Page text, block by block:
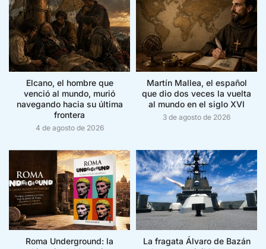
Elcano, el hombre que
venció al mundo, murió
navegando hacia su última
frontera
4 de agosto de 2026
Martín Mallea, el español
que dio dos veces la vuelta
al mundo en el siglo XVI
3 de agosto de 2026
Roma Underground: la
La fragata Álvaro de Bazán